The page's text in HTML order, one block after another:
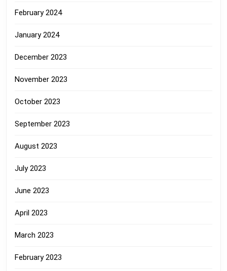
February 2024
January 2024
December 2023
November 2023
October 2023
September 2023
August 2023
July 2023
June 2023
April 2023
March 2023
February 2023